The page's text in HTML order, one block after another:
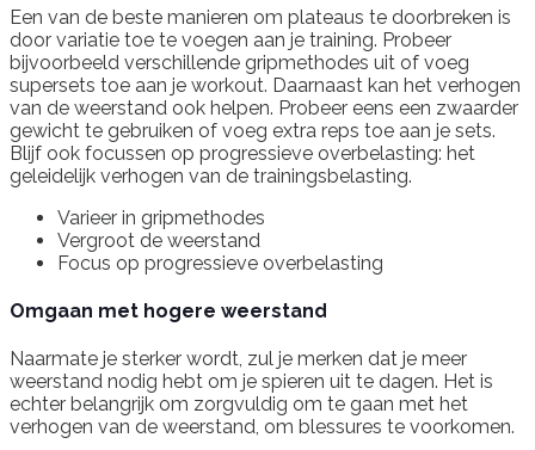
Een van de beste manieren om plateaus te doorbreken is
door variatie toe te voegen aan je training. Probeer
bijvoorbeeld verschillende gripmethodes uit of voeg
supersets toe aan je workout. Daarnaast kan het verhogen
van de weerstand ook helpen. Probeer eens een zwaarder
gewicht te gebruiken of voeg extra reps toe aan je sets.
Blijf ook focussen op progressieve overbelasting: het
geleidelijk verhogen van de trainingsbelasting.
Varieer in gripmethodes
Vergroot de weerstand
Focus op progressieve overbelasting
Omgaan met hogere weerstand
Naarmate je sterker wordt, zul je merken dat je meer
weerstand nodig hebt om je spieren uit te dagen. Het is
echter belangrijk om zorgvuldig om te gaan met het
verhogen van de weerstand, om blessures te voorkomen.